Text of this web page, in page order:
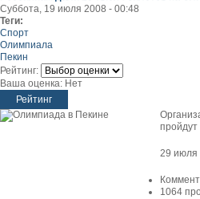
Суббота, 19 июля 2008 - 00:48
Теги:
Спорт
Олимпиала
Пекин
Рейтинг:
Ваша оценка: Нет
29 июля
1064